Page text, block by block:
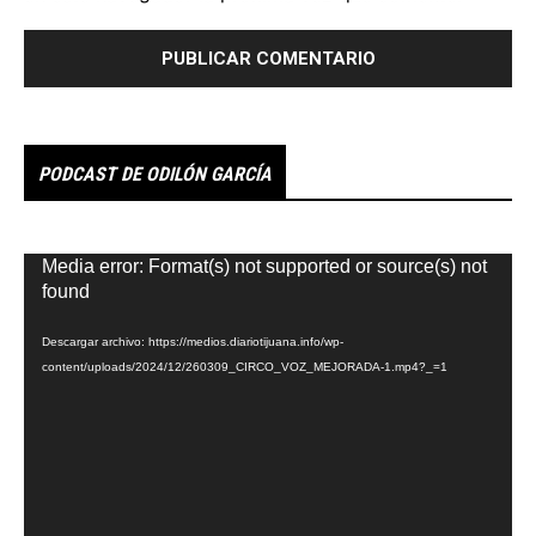
PODCAST DE ODILÓN GARCÍA
Reproductor
de
Media error: Format(s) not supported or source(s) not
found
Descargar archivo: https://medios.diariotijuana.info/wp-
content/uploads/2024/12/260309_CIRCO_VOZ_MEJORADA-1.mp4?_=1